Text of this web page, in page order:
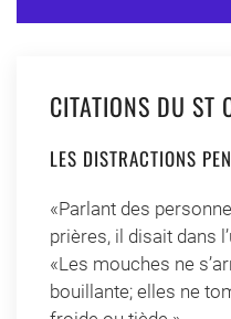
CITATIONS DU ST
LES DISTRACTIONS
«Parlant des
prières, il disait dans
«Les mouches ne
bouillante; elles ne